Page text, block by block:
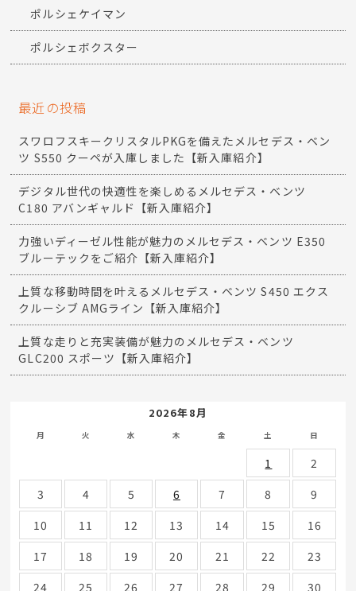
ポルシェケイマン
ポルシェボクスター
最近の投稿
スワロフスキークリスタルPKGを備えたメルセデス・ベン
ツ S550 クーペが入庫しました【新入庫紹介】
デジタル世代の快適性を楽しめるメルセデス・ベンツ
C180 アバンギャルド【新入庫紹介】
力強いディーゼル性能が魅力のメルセデス・ベンツ E350
ブルーテックをご紹介【新入庫紹介】
上質な移動時間を叶えるメルセデス・ベンツ S450 エクス
クルーシブ AMGライン【新入庫紹介】
上質な走りと充実装備が魅力のメルセデス・ベンツ
GLC200 スポーツ【新入庫紹介】
2026年8月
月 火 水 木 金 土 日
1
2
3
4 5 6 7 8
9
10
11 12 13 14 15
16
17
18 19 20 21 22
23
24
25 26 27 28 29 30